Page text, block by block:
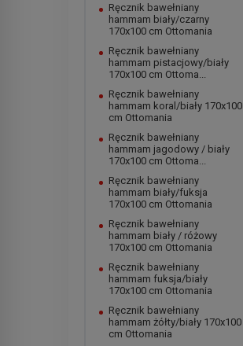
Ręcznik bawełniany
hammam biały/czarny
170x100 cm Ottomania
Ręcznik bawełniany
hammam pistacjowy/biały
170x100 cm Ottoma...
Ręcznik bawełniany
hammam koral/biały 170x100
cm Ottomania
Ręcznik bawełniany
hammam jagodowy / biały
170x100 cm Ottoma...
Ręcznik bawełniany
hammam biały/fuksja
170x100 cm Ottomania
Ręcznik bawełniany
hammam biały / różowy
170x100 cm Ottomania
Ręcznik bawełniany
hammam fuksja/biały
170x100 cm Ottomania
Ręcznik bawełniany
hammam żółty/biały 170x100
cm Ottomania